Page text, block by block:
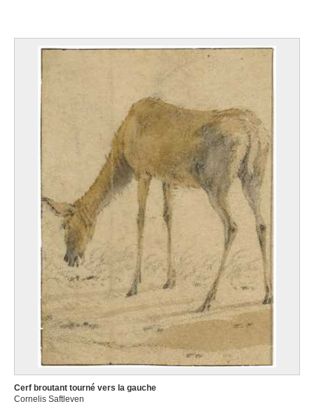
Cerf broutant tourné vers la gauche
Cornelis Saftleven